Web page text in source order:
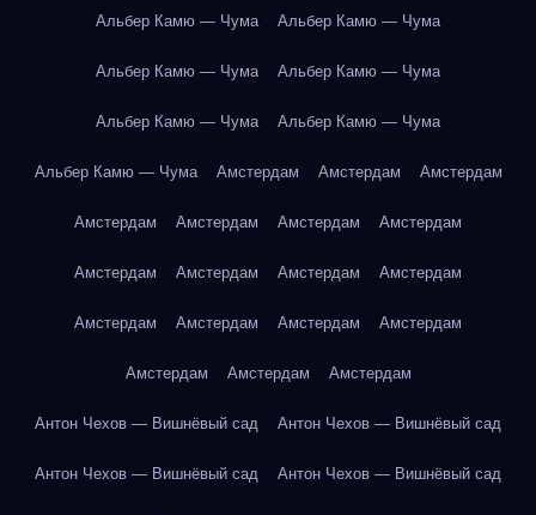
Альбер Камю — Чума Альбер Камю — Чума
Альбер Камю — Чума Альбер Камю — Чума
Альбер Камю — Чума Альбер Камю — Чума
Альбер Камю — Чума Амстердам Амстердам Амстердам
Амстердам Амстердам Амстердам Амстердам
Амстердам Амстердам Амстердам Амстердам
Амстердам Амстердам Амстердам Амстердам
Амстердам Амстердам Амстердам
Антон Чехов — Вишнёвый сад Антон Чехов — Вишнёвый сад
Антон Чехов — Вишнёвый сад Антон Чехов — Вишнёвый сад